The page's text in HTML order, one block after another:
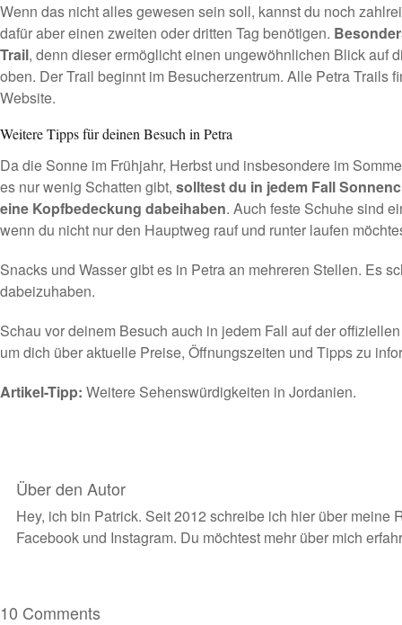
Wenn das nicht alles gewesen sein soll, kannst du noch
dafür aber einen zweiten oder dritten Tag benötigen.
Trail, denn dieser ermöglicht einen ungewöhnlichen Blick auf
oben. Der Trail beginnt im Besucherzentrum. Alle Petra Trails
Website.
Weitere Tipps für deinen Besuch in Petra
Da die Sonne im Frühjahr, Herbst und insbesondere im
es nur wenig Schatten gibt, solltest du in jedem Fall
eine Kopfbedeckung dabeihaben. Auch feste Schuhe sind
wenn du nicht nur den Hauptweg rauf und runter laufen
Snacks und Wasser gibt es in Petra an mehreren Stellen. Es
dabeizuhaben.
Schau vor deinem Besuch auch in jedem Fall auf der
um dich über aktuelle Preise, Öffnungszeiten und Tipps zu
Artikel-Tipp: Weitere Sehenswürdigkeiten in Jordanien.
Über den Autor
Hey, ich bin Patrick. Seit 2012 schreibe ich hier über meine
Facebook und Instagram. Du möchtest mehr über mich
10 Comments